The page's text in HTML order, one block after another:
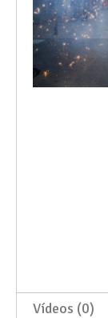
Vídeos (0)